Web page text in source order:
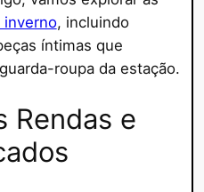
inverno, incluindo
íntimas que
roupa da estação.
Rendas e